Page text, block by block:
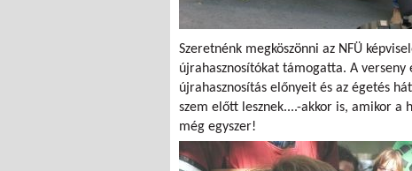
Szeretnénk megköszönni az NFÜ
újrahasznosítókat támogatta. A
újrahasznosítás előnyeit és az égetés
szem előtt lesznek....-akkor is, amikor a
még egyszer!